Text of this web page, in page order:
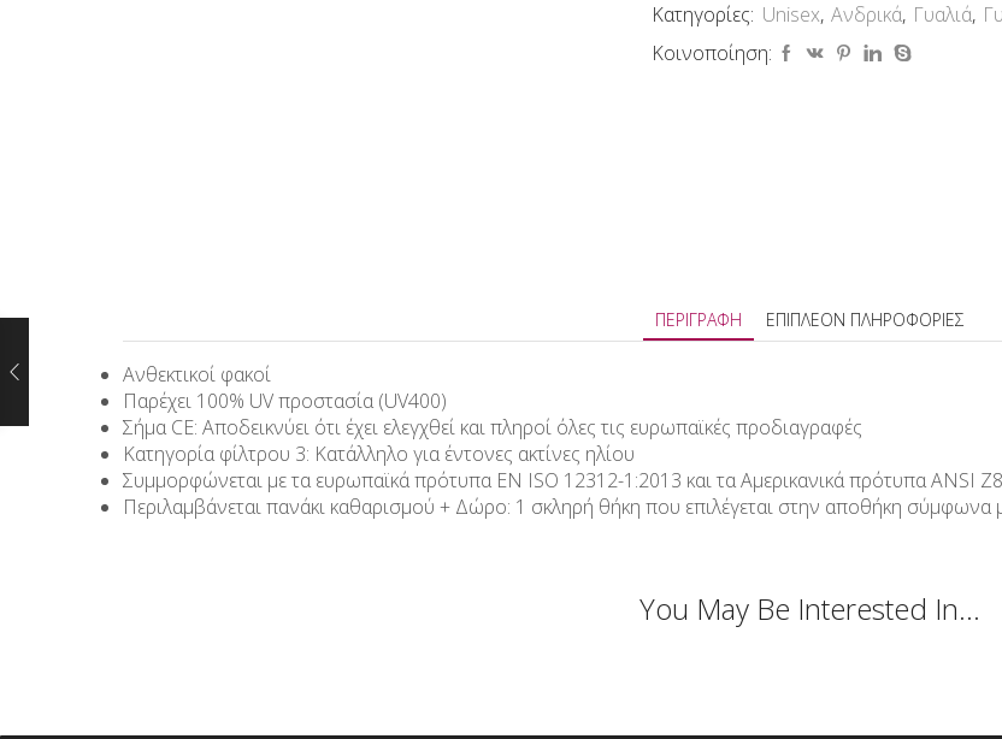
Κατηγορίες: Unisex, Ανδρικά, Γυαλιά,
Κοινοποίηση:
ΠΕΡΙΓΡΑΦΉ ΕΠΙΠΛΈΟΝ ΠΛΗΡΟΦΟΡΊΕΣ
Ανθεκτικοί φακοί
Παρέχει 100% UV προστασία (UV400)
Σήμα CE: Αποδεικνύει ότι έχει ελεγχθεί και πληροί όλες τις ευρωπαϊκές προδιαγραφές
Κατηγορία φίλτρου 3: Κατάλληλο για έντονες ακτίνες ηλίου
Συμμορφώνεται με τα ευρωπαϊκά πρότυπα EN ISO 12312-1:2013 και τα Αμερικανικά πρότυπα ANSI
Περιλαμβάνεται πανάκι καθαρισμού + Δώρο: 1 σκληρή θήκη που επιλέγεται στην αποθήκη σύμφωνα
You May Be Interested In…